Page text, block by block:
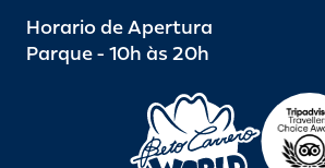
Horario de Apertura
Parque - 10h às 20h